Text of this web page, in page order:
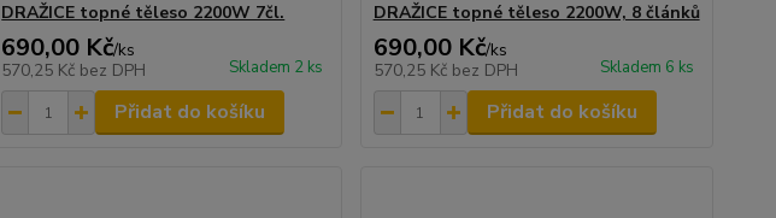
DRAŽICE topné těleso 2200W 7čl.
690,00 Kč/ks
570,25 Kč bez DPH Skladem 2 ks
Přidat do košíku
DRAŽICE topné těleso 2200W, 8 článků
690,00 Kč/ks
570,25 Kč bez DPH Skladem 6 ks
Přidat do košíku